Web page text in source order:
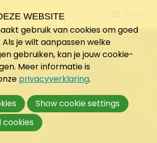
to
WEBSITE
gebruik van cookies om goed
je wilt aanpassen welke
gebruiken, kan je jouw cookie-
Meer informatie is
privacyverklaring.
Show cookie settings
cookies